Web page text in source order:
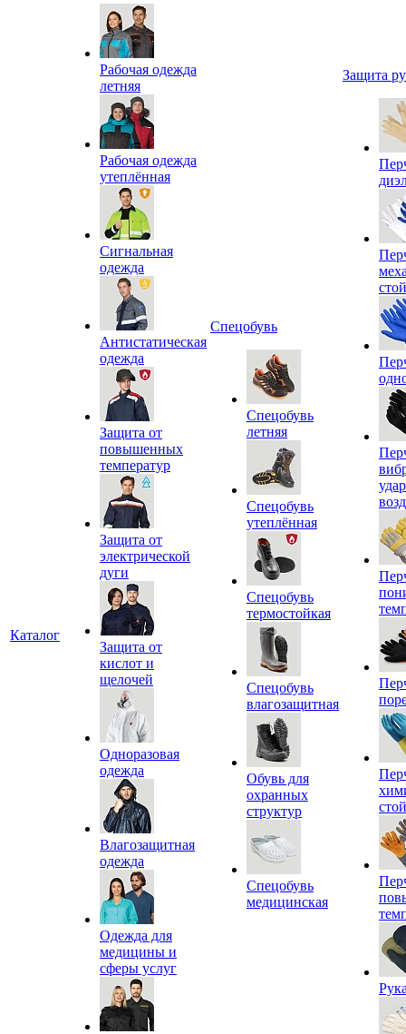
Каталог
Рабочая одежда
летняя
Рабочая одежда
утеплённая
Сигнальная
одежда
Антистатическая
одежда
Защита от
повышенных
температур
Защита от
электрической
дуги
Защита от
кислот и
щелочей
Одноразовая
одежда
Влагозащитная
одежда
Одежда для
медицины и
сферы услуг
Спецобувь
Спецобувь
летняя
Спецобувь
утеплённая
Спецобувь
термостойкая
Спецобувь
влагозащитная
Обувь для
охранных
структур
Спецобувь
медицинская
Защита